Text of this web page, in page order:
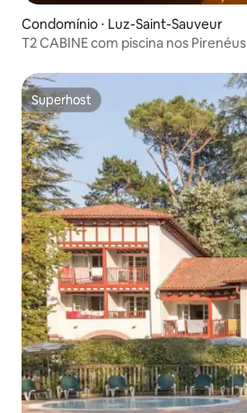
Condomínio ⋅ Luz-Saint-Sauveur
T2 CABINE com piscina nos Pirenéus
Superhost
Superhost